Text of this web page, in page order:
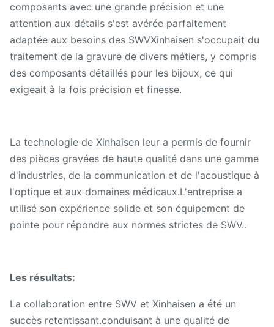
composants avec une grande précision et une
attention aux détails s'est avérée parfaitement
adaptée aux besoins des SWVXinhaisen s'occupait du
traitement de la gravure de divers métiers, y compris
des composants détaillés pour les bijoux, ce qui
exigeait à la fois précision et finesse.
La technologie de Xinhaisen leur a permis de fournir
des pièces gravées de haute qualité dans une gamme
d'industries, de la communication et de l'acoustique à
l'optique et aux domaines médicaux.L'entreprise a
utilisé son expérience solide et son équipement de
pointe pour répondre aux normes strictes de SWV..
Les résultats:
La collaboration entre SWV et Xinhaisen a été un
succès retentissant.conduisant à une qualité de